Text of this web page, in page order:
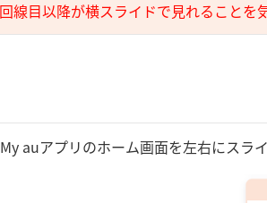
線目以降が横スライドで見れることを
My auアプリのホーム画面を左右にスラ